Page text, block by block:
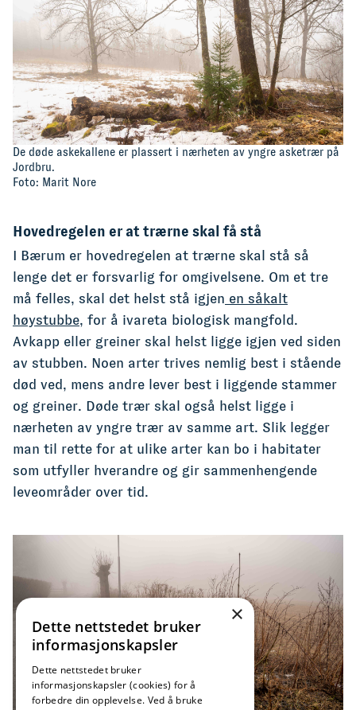
De døde askekallene er plassert i nærheten av yngre asketrær på
Jordbru.
Foto: Marit Nore
Hovedregelen er at trærne skal få stå
I Bærum er hovedregelen at trærne skal stå så
lenge det er forsvarlig for omgivelsene. Om et tre
må felles, skal det helst stå igjen en såkalt
høystubbe, for å ivareta biologisk mangfold.
Avkapp eller greiner skal helst ligge igjen ved siden
av stubben. Noen arter trives nemlig best i stående
død ved, mens andre lever best i liggende stammer
og greiner. Døde trær skal også helst ligge i
nærheten av yngre trær av samme art. Slik legger
man til rette for at ulike arter kan bo i habitater
som utfyller hverandre og gir sammenhengende
leveområder over tid.
×
Dette nettstedet bruker
informasjonskapsler
Dette nettstedet bruker
informasjonskapsler (cookies) for å
forbedre din opplevelse. Ved å bruke